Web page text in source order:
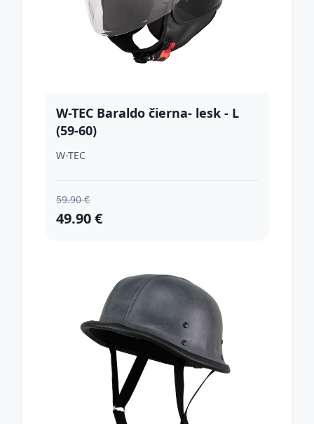
W-TEC Baraldo čierna- lesk - L
(59-60)
W-TEC
59.90 €
49.90 €